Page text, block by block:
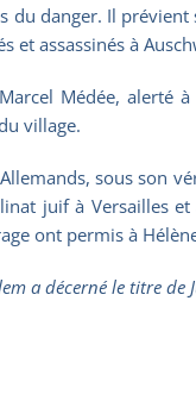
danger. Il
et assassinés à
Médée, alerté
village.
sous son
juif à Versailles
ont permis à
a décerné le titre